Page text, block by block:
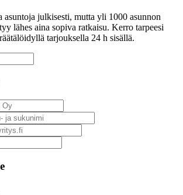
asuntoja julkisesti, mutta yli 1000 asunnon
lähes aina sopiva ratkaisu. Kerro tarpeesi
tarjouksella 24 h sisällä.